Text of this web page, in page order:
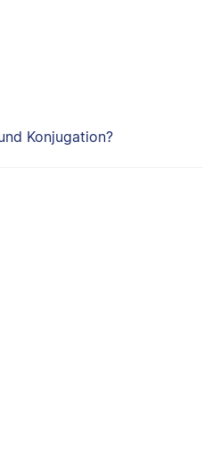
Konjugation?